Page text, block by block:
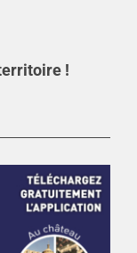
!